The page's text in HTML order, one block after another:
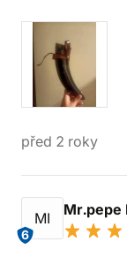
před 2 roky
MI
6
Mr.pepe